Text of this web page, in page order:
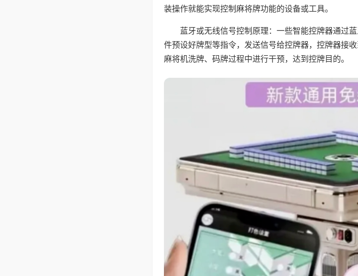
装操作就能实现控制麻将牌功能的设备或工具。
蓝牙或无线信号控制原理：一些智能控牌器通过
件预设好牌型等指令，发送信号给控牌器，控牌器接
麻将机洗牌、码牌过程中进行干预，达到控牌目的。